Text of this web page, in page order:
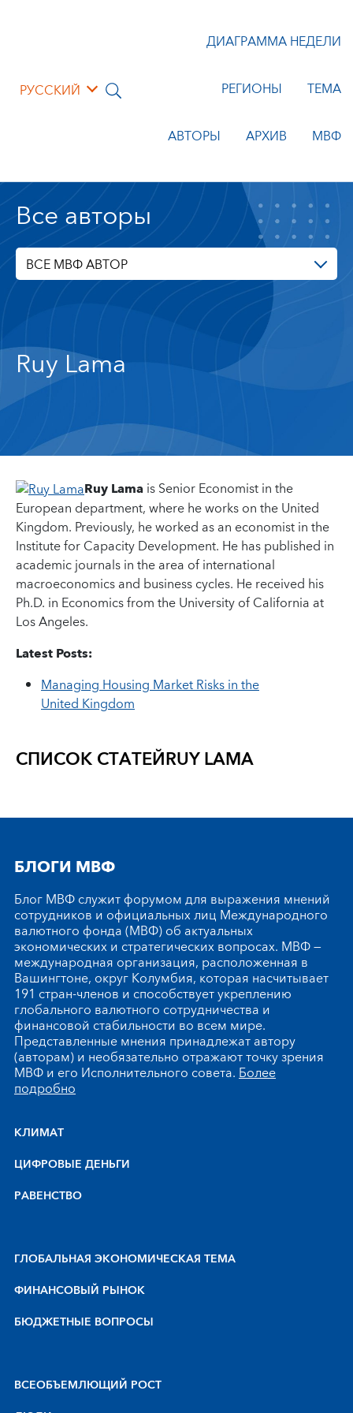
РУССКИЙ
ДИАГРАММА НЕДЕЛИ
РЕГИОНЫ ТЕМА
АВТОРЫ АРХИВ МВФ
Все авторы
ВСЕ МВФ АВТОР
Ruy Lama
Ruy Lamais Senior Economist in the
European department, where he works on the United
Kingdom. Previously, he worked as an economist in the
Institute for Capacity Development. He has published in
academic journals in the area of international
macroeconomics and business cycles. He received his
Ph.D. in Economics from the University of California at
Los Angeles.
Latest Posts:
Managing Housing Market Risks in the
United Kingdom
СПИСОК СТАТЕЙRUY LAMA
БЛОГИ МВФ
Блог МВФ служит форумом для выражения мнений
сотрудников и официальных лиц Международного
валютного фонда (МВФ) об актуальных
экономических и стратегических вопросах. МВФ —
международная организация, расположенная в
Вашингтоне, округ Колумбия, которая насчитывает
191 стран-членов и способствует укреплению
глобального валютного сотрудничества и
финансовой стабильности во всем мире.
Представленные мнения принадлежат автору
(авторам) и необязательно отражают точку зрения
МВФ и его Исполнительного совета.Более
подробно
КЛИМАТ
ЦИФРОВЫЕ ДЕНЬГИ
РАВЕНСТВО
ГЛОБАЛЬНАЯ ЭКОНОМИЧЕСКАЯ ТЕМА
ФИНАНСОВЫЙ РЫНОК
БЮДЖЕТНЫЕ ВОПРОСЫ
BCEOБЪEMЛЮЩИЙ POCT